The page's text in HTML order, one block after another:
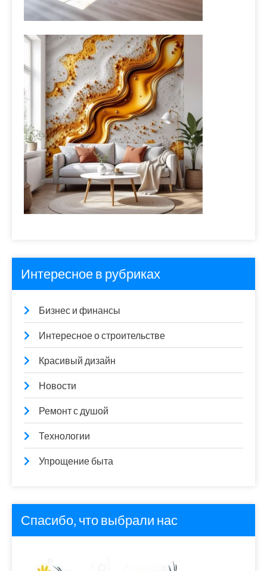
Интересное в рубриках
Бизнес и финансы
Интересное о строительстве
Красивый дизайн
Новости
Ремонт с душой
Технологии
Упрощение быта
Спасибо, что выбрали нас